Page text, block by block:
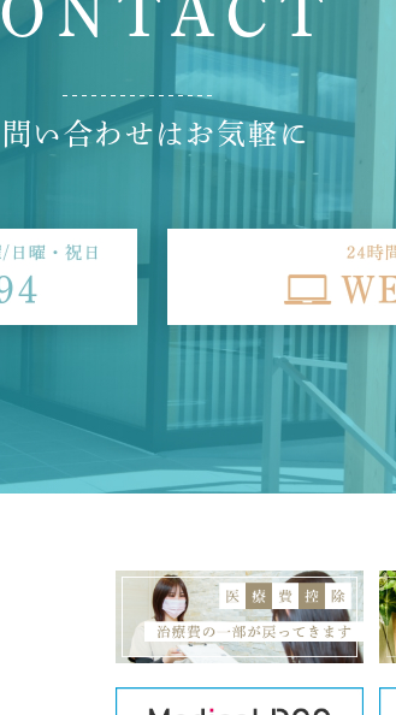
O N TA C T
問い合わ せ は お気軽に